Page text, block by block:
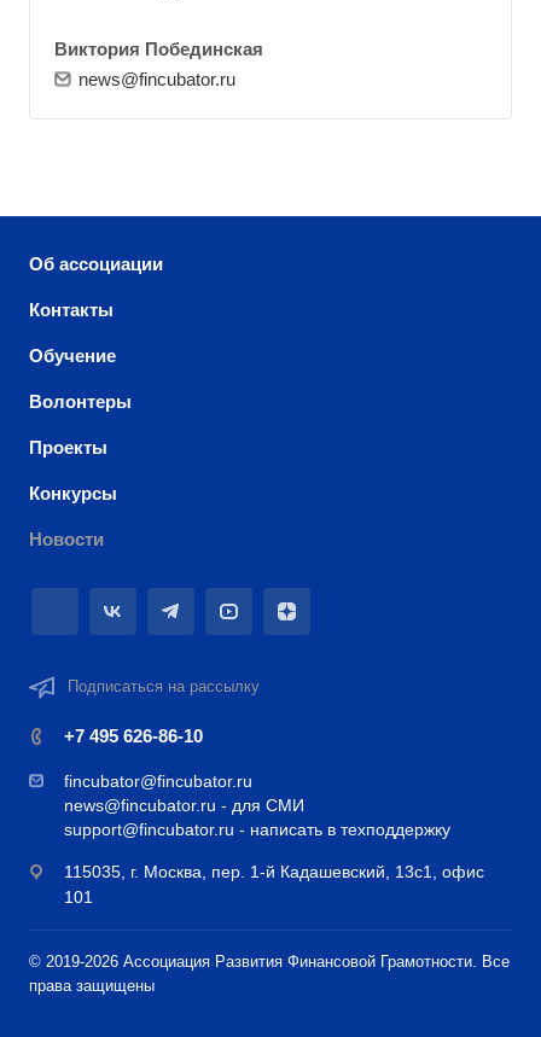
Виктория Побединская
news@fincubator.ru
Об ассоциации
Контакты
Обучение
Волонтеры
Проекты
Конкурсы
Новости
Подписаться на рассылку
+7 495 626-86-10
fincubator@fincubator.ru
news@fincubator.ru - для СМИ
support@fincubator.ru - написать в техподдержку
115035, г. Москва, пер. 1-й Кадашевский, 13с1, офис
101
© 2019-2026 Ассоциация Развития Финансовой Грамотности. Все
права защищены